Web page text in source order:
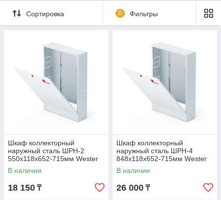
Сортировка 0 Фильтры
Шкаф коллекторный
наружный сталь ШРН-2
550х118х652-715мм Wester
В наличии
18 150 ₸
Шкаф коллекторный
наружный сталь ШРН-4
848х118х652-715мм Wester
В наличии
26 000 ₸